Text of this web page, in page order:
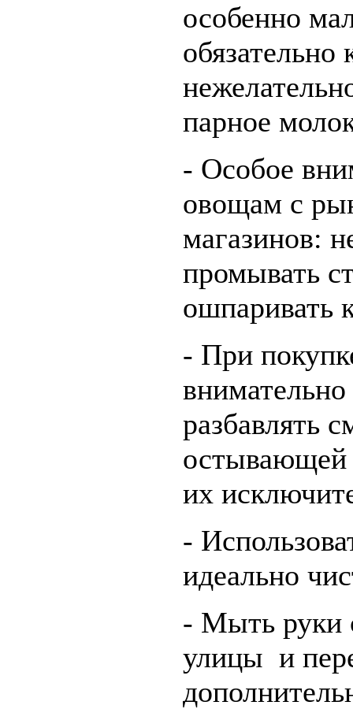
особенно
обязательно
парное
- Особое
овощам с
магазинов:
промывать
ошпаривать
- При
внимательно
разбавлять
остывающей
их
-
идеально
- Мыть руки
улицы и